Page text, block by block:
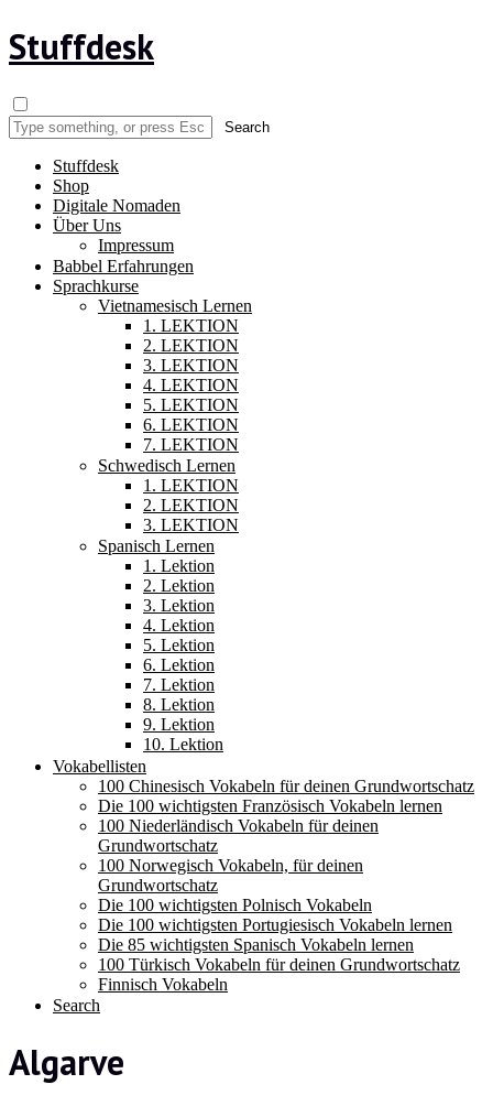
Stuffdesk
Stuffdesk
Shop
Digitale Nomaden
Über Uns
Impressum
Babbel Erfahrungen
Sprachkurse
Vietnamesisch Lernen
1. LEKTION
2. LEKTION
3. LEKTION
4. LEKTION
5. LEKTION
6. LEKTION
7. LEKTION
Schwedisch Lernen
1. LEKTION
2. LEKTION
3. LEKTION
Spanisch Lernen
1. Lektion
2. Lektion
3. Lektion
4. Lektion
5. Lektion
6. Lektion
7. Lektion
8. Lektion
9. Lektion
10. Lektion
Vokabellisten
100 Chinesisch Vokabeln für deinen Grundwortschatz
Die 100 wichtigsten Französisch Vokabeln lernen
100 Niederländisch Vokabeln für deinen
Grundwortschatz
100 Norwegisch Vokabeln, für deinen
Grundwortschatz
Die 100 wichtigsten Polnisch Vokabeln
Die 100 wichtigsten Portugiesisch Vokabeln lernen
Die 85 wichtigsten Spanisch Vokabeln lernen
100 Türkisch Vokabeln für deinen Grundwortschatz
Finnisch Vokabeln
Search
Algarve